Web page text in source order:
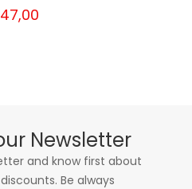
Newsletter
and know first about
Be always